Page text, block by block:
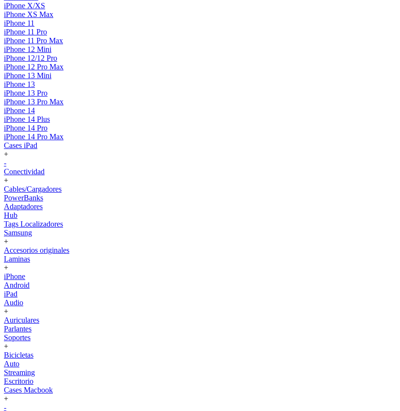
iPhone X/XS
iPhone XS Max
iPhone 11
iPhone 11 Pro
iPhone 11 Pro Max
iPhone 12 Mini
iPhone 12/12 Pro
iPhone 12 Pro Max
iPhone 13 Mini
iPhone 13
iPhone 13 Pro
iPhone 13 Pro Max
iPhone 14
iPhone 14 Plus
iPhone 14 Pro
iPhone 14 Pro Max
Cases iPad
+
-
Conectividad
+
Cables/Cargadores
PowerBanks
Adaptadores
Hub
Tags Localizadores
Samsung
+
Accesorios originales
Laminas
+
iPhone
Android
iPad
Audio
+
Auriculares
Parlantes
Soportes
+
Bicicletas
Auto
Streaming
Escritorio
Cases Macbook
+
-